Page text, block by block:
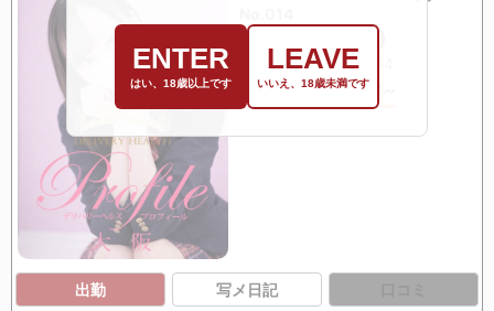
HINATA (20歳)
T148 83(D)・54・84
from￥37,400
出勤 写メ日記
ENTER
はい、18歳以上です
LEAVE
いいえ、18歳未満です